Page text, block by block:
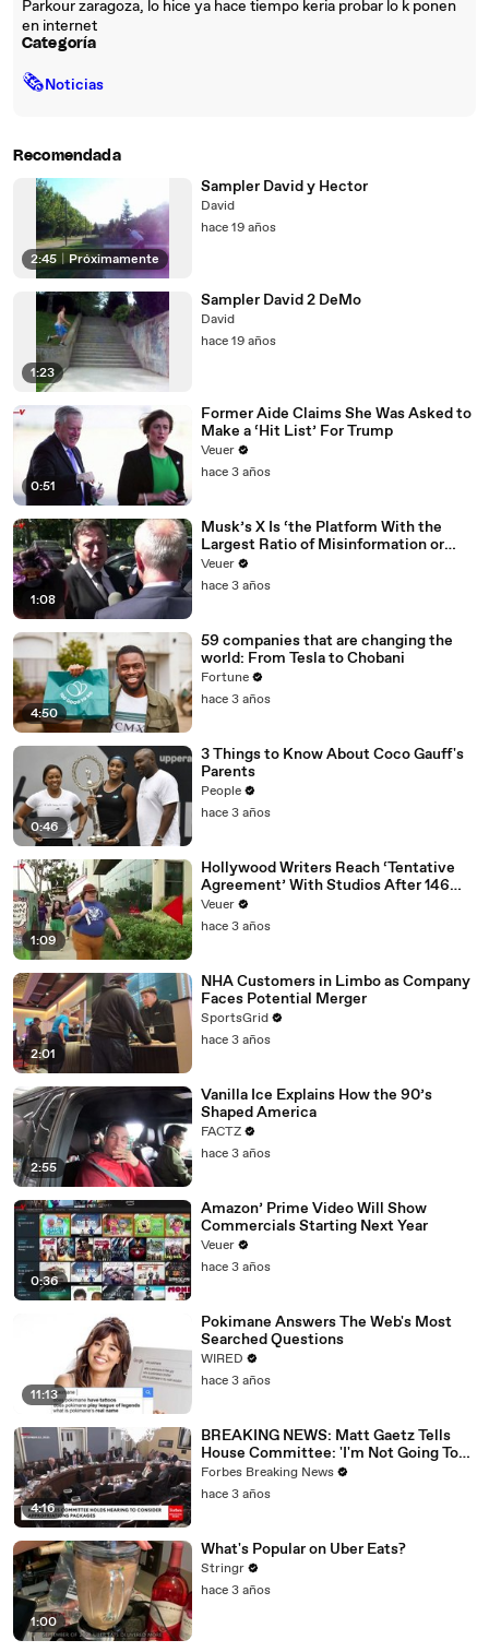
Parkour zaragoza, lo hice ya hace tiempo keria probar lo k ponen
en internet
Categoría
🗞Noticias
Recomendada
2:45 Próximamente
Sampler David y Hector
David
hace 19 años
1:23
Sampler David 2 DeMo
David
hace 19 años
0:51
Former Aide Claims She Was Asked to
Make a ‘Hit List’ For Trump
Veuer
hace 3 años
1:08
Musk’s X Is ‘the Platform With the
Largest Ratio of Misinformation or
Disinformation’ Amongst All Social
Media Platforms
Veuer
hace 3 años
4:50
59 companies that are changing the
world: From Tesla to Chobani
Fortune
hace 3 años
0:46
3 Things to Know About Coco Gauff's
Parents
People
hace 3 años
1:09
Hollywood Writers Reach ‘Tentative
Agreement’ With Studios After 146
Day Strike
Veuer
hace 3 años
2:01
NHA Customers in Limbo as Company
Faces Potential Merger
SportsGrid
hace 3 años
2:55
Vanilla Ice Explains How the 90’s
Shaped America
FACTZ
hace 3 años
0:36
Amazon’ Prime Video Will Show
Commercials Starting Next Year
Veuer
hace 3 años
11:13
Pokimane Answers The Web's Most
Searched Questions
WIRED
hace 3 años
4:16
BREAKING NEWS: Matt Gaetz Tells
House Committee: 'I'm Not Going To
Vote For A Continuing Resolution'
Forbes Breaking News
hace 3 años
1:00
What's Popular on Uber Eats?
Stringr
hace 3 años